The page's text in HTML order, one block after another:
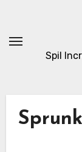
content
Spil